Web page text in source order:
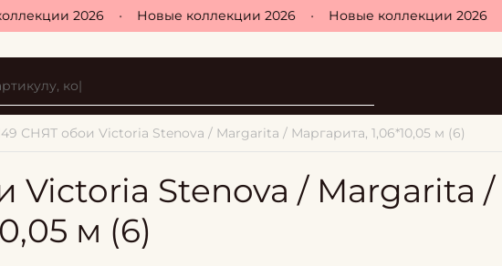
2026 • Новые коллекции 2026 • Новые коллекции 2026 •
СНЯТ обои Victoria Stenova / Margarita / Маргарита, 1,06*10,05 м (6)
Victoria Stenova / Margarita /
м (6)